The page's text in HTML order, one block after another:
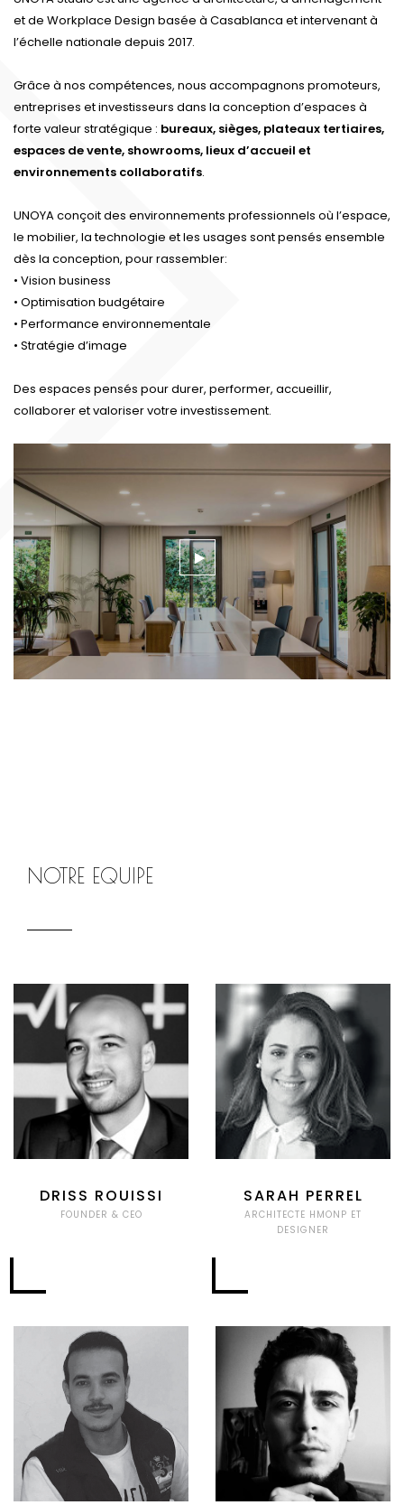
et de Workplace Design basée à Casablanca et intervenant à
l’échelle nationale depuis 2017.
Grâce à nos compétences, nous accompagnons promoteurs,
entreprises et investisseurs dans la conception d’espaces à
forte valeur stratégique : bureaux, sièges, plateaux tertiaires,
espaces de vente, showrooms, lieux d’accueil et
environnements collaboratifs.
UNOYA conçoit des environnements professionnels où l’espace,
le mobilier, la technologie et les usages sont pensés ensemble
dès la conception, pour rassembler:
• Vision business
• Optimisation budgétaire
• Performance environnementale
• Stratégie d’image
Des espaces pensés pour durer, performer, accueillir,
collaborer et valoriser votre investissement.
NOTRE EQUIPE
DRISS ROUISSI
FOUNDER & CEO
SARAH PERREL
ARCHITECTE HMONP ET
DESIGNER